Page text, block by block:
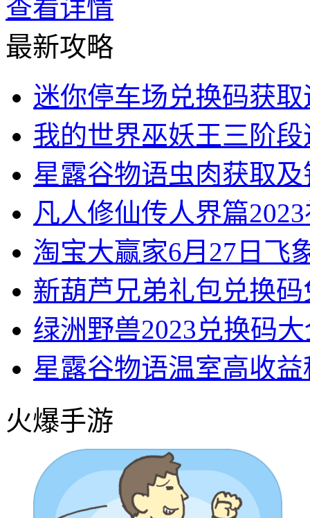
查看详情
最新攻略
迷你停车场兑换码获
我的世界巫妖王三阶段
星露谷物语虫肉获取
凡人修仙传人界篇
淘宝大赢家6月27日飞
新葫芦兄弟礼包兑换
绿洲野兽2023兑换码
星露谷物语温室高收
火爆手游